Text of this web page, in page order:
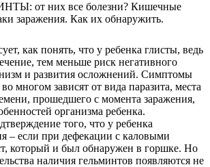
от них все болезни? Кишечные
заражения. Как их обнаружить.
как понять, что у ребенка глисты, ведь
тем меньше риск негативного
и развития осложнений. Симптомы
многом зависят от вида паразита, места
прошедшего с момента заражения,
организма ребенка.
того, что у ребенка
– если при дефекации с каловыми
который и был обнаружен в горшке. Но
наличия гельминтов появляются не